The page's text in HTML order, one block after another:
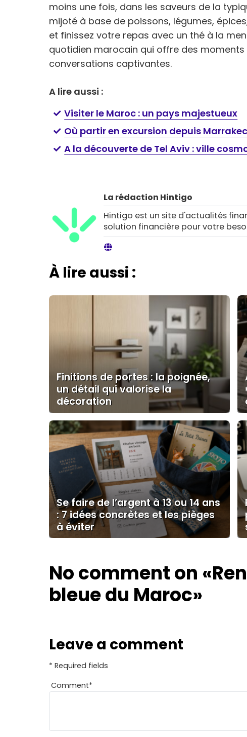
moins une fois, dans les saveurs de la
mijoté à base de poissons, légumes,
et finissez votre repas avec un thé à la
quotidien marocain qui offre des
conversations captivantes.
A lire aussi :
Visiter le Maroc : un pays majestueux
Où partir en excursion depuis
A la découverte de Tel Aviv : ville
La rédaction Hintigo
Hintigo est un site d'actualités
solution financière pour votre
À lire aussi :
Finitions de portes : la poignée,
un détail qui valorise la
décoration
Se faire de l’argent à 13 ou 14 ans
: 7 idées concrètes et les pièges
à éviter
No comment on
bleue du Maroc»
Leave a comment
* Required fields
Comment*